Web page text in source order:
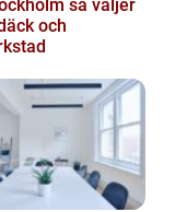
så väljer
och